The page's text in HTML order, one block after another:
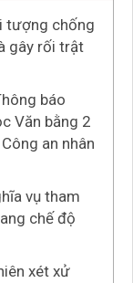
tượng chống
gây rối trật
báo
Văn bằng 2
an nhân
vụ tham
chế độ
xét xử